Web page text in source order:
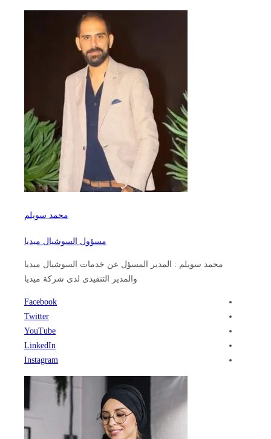
محمد سويلم
مسؤول السوشيال ميديا
محمد سويلم : المدير المسؤل عن خدمات السوشيال ميديا
والمدير التنفيذى لدى شركة ميديا
Facebook
Twitter
YouTube
LinkedIn
Instagram